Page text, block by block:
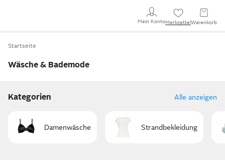
Mein KontoMerkzettel Warenkorb
Startseite
Wäsche & Bademode
Kategorien Alle anzeigen
Damenwäsche Strandbekleidung